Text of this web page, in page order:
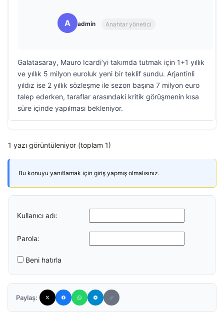
A admin Anahtar yönetici
Galatasaray, Mauro Icardi’yi takımda tutmak için 1+1 yıllık
ve yıllık 5 milyon euroluk yeni bir teklif sundu. Arjantinli
yıldız ise 2 yıllık sözleşme ile sezon başına 7 milyon euro
talep ederken, taraflar arasındaki kritik görüşmenin kısa
süre içinde yapılması bekleniyor.
1 yazı görüntüleniyor (toplam 1)
Bu konuyu yanıtlamak için giriş yapmış olmalısınız.
Kullanıcı adı:
Parola:
Beni hatırla
Paylaş: